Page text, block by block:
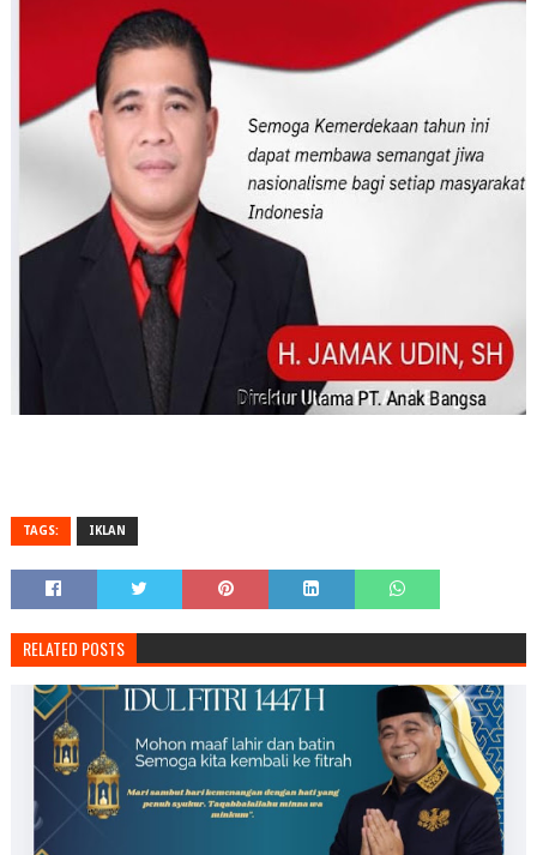
TAGS: IKLAN
RELATED POSTS